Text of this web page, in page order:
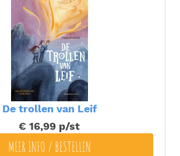
De trollen van Leif
€ 16,99 p/st
MEER INFO / BESTELLEN